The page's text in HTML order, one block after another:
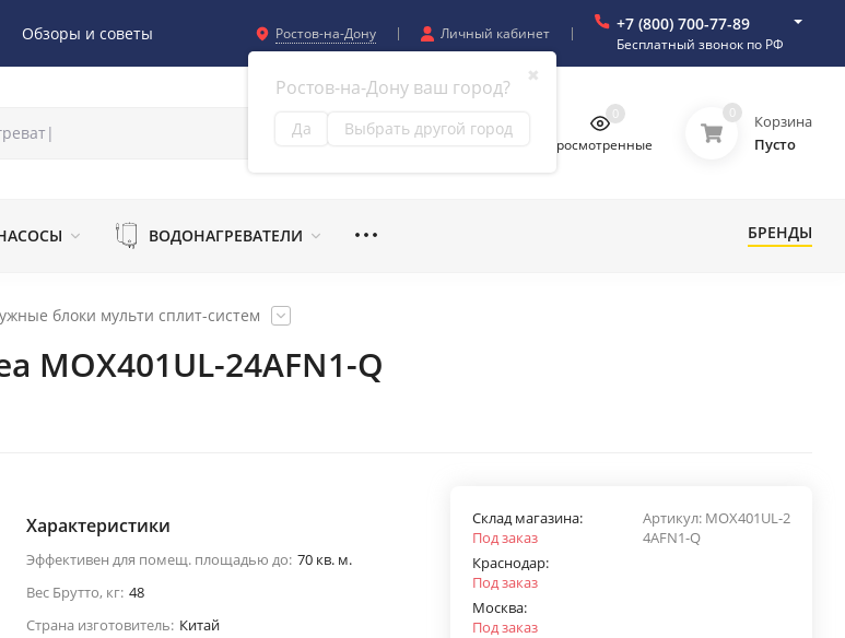
Обзоры и советы Ростов-на-Дону
✖
Ростов-на-Дону ваш город?
Да Выбрать другой город
Личный кабинет +7 (800) 700-77-89
Бесплатный звонок по РФ
Просмотренные
0 0
Корзина
Пусто
ВОДОНАГРЕВАТЕЛИ БРЕНДЫ
блоки мульти сплит-систем
24AFN1-Q
Характеристики
Эффективен для помещ. площадью до: 70 кв. м.
Вес Брутто, кг: 48
Страна изготовитель: Китай
Артикул: MOX401UL-2
4AFN1-Q
Склад магазина:
Под заказ
Краснодар:
Под заказ
Москва:
Под заказ